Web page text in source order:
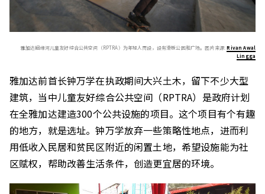
雅加达姻缘河儿童友好综合公共空间（RPTRA）为年轻人而设，设有滑板公园和广场。图片来源:Rivan Awal
Lingga
雅加达前首长钟万学在执政期间大兴土木，留下不少大型
建筑，当中儿童友好综合公共空间（RPTRA）是政府计划
在全雅加达建造300个公共设施的项目。这个项目有个有趣
的地方，就是选址。钟万学放弃一些策略性地点，进而利
用低收入民居和贫民区附近的闲置土地，希望设施能为社
区赋权，帮助改善生活条件，创造更宜居的环境。